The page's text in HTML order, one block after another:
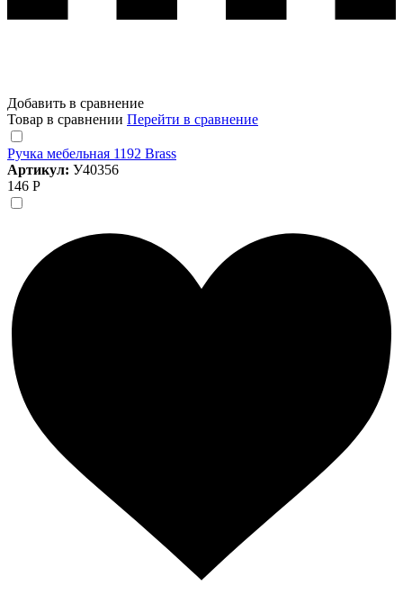
Добавить в сравнение
Товар в сравнении Перейти в сравнение
Ручка мебельная 1192 Brass
Артикул: У40356
146 Р